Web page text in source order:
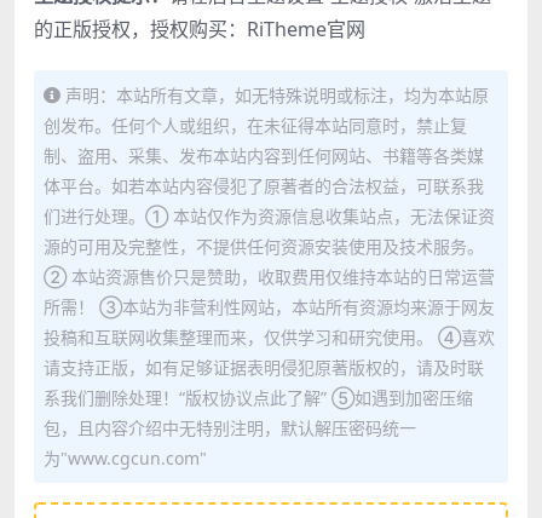
的正版授权，授权购买： RiTheme官网
声明：本站所有文章，如无特殊说明或标注，均为本站原
创发布。任何个人或组织，在未征得本站同意时，禁止复
制、盗用、采集、发布本站内容到任何网站、书籍等各类媒
体平台。如若本站内容侵犯了原著者的合法权益，可联系我
们进行处理。① 本站仅作为资源信息收集站点，无法保证资
源的可用及完整性，不提供任何资源安装使用及技术服务。
② 本站资源售价只是赞助，收取费用仅维持本站的日常运营
所需！ ③本站为非营利性网站，本站所有资源均来源于网友
投稿和互联网收集整理而来，仅供学习和研究使用。 ④喜欢
请支持正版，如有足够证据表明侵犯原著版权的，请及时联
系我们删除处理！“版权协议点此了解” ⑤如遇到加密压缩
包，且内容介绍中无特别注明，默认解压密码统一
为"www.cgcun.com"